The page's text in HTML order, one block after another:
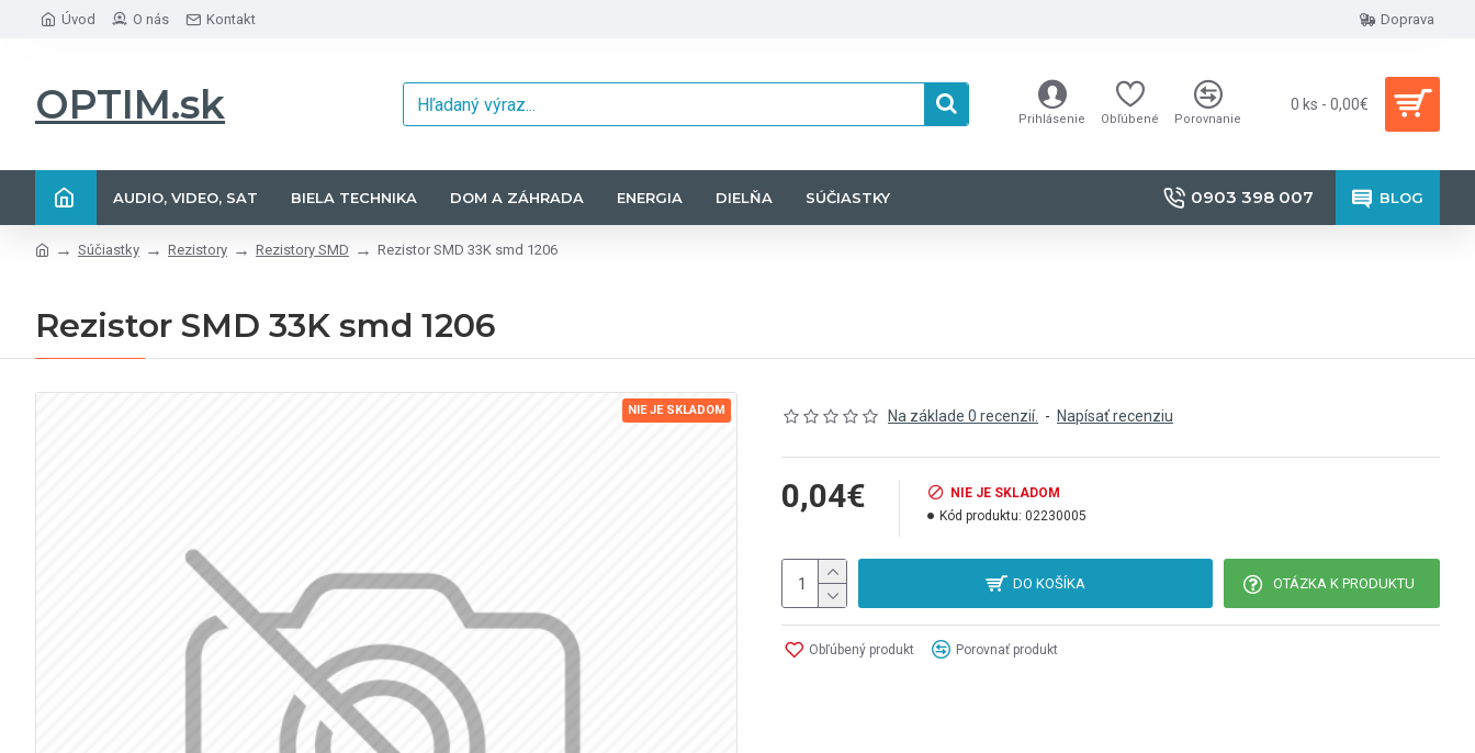
Úvod O nás Kontakt Doprava
OPTIM.sk Prihlásenie Obľúbené Porovnanie
0 ks - 0,00€
AUDIO, VIDEO, SAT BIELA TECHNIKA DOM A ZÁHRADA ENERGIA DIELŇA SÚČIASTKY 0903 398 007 BLOG
Súčiastky Rezistory Rezistory SMD Rezistor SMD 33K smd 1206
Rezistor SMD 33K smd 1206
NIE JE SKLADOM Na základe 0 recenzií. - Napísať recenziu
0,04€
NIE JE SKLADOM
Kód produktu: 02230005
DO KOŠÍKA OTÁZKA K PRODUKTU
Obľúbený produkt Porovnať produkt